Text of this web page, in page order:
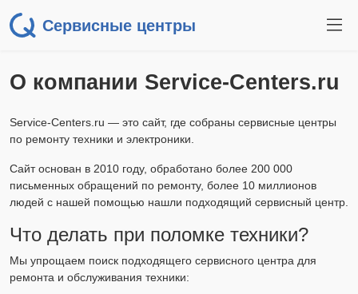
Сервисные центры
О компании Service-Centers.ru
Service-Centers.ru — это сайт, где собраны сервисные центры
по ремонту техники и электроники.
Сайт основан в 2010 году, обработано более 200 000
письменных обращений по ремонту, более 10 миллионов
людей с нашей помощью нашли подходящий сервисный центр.
Что делать при поломке техники?
Мы упрощаем поиск подходящего сервисного центра для
ремонта и обслуживания техники: